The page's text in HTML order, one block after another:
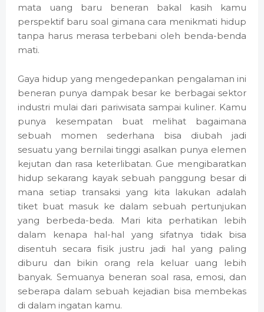
mata uang baru beneran bakal kasih kamu
perspektif baru soal gimana cara menikmati hidup
tanpa harus merasa terbebani oleh benda-benda
mati.
Gaya hidup yang mengedepankan pengalaman ini
beneran punya dampak besar ke berbagai sektor
industri mulai dari pariwisata sampai kuliner. Kamu
punya kesempatan buat melihat bagaimana
sebuah momen sederhana bisa diubah jadi
sesuatu yang bernilai tinggi asalkan punya elemen
kejutan dan rasa keterlibatan. Gue mengibaratkan
hidup sekarang kayak sebuah panggung besar di
mana setiap transaksi yang kita lakukan adalah
tiket buat masuk ke dalam sebuah pertunjukan
yang berbeda-beda. Mari kita perhatikan lebih
dalam kenapa hal-hal yang sifatnya tidak bisa
disentuh secara fisik justru jadi hal yang paling
diburu dan bikin orang rela keluar uang lebih
banyak. Semuanya beneran soal rasa, emosi, dan
seberapa dalam sebuah kejadian bisa membekas
di dalam ingatan kamu.